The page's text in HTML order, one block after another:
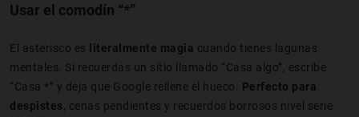
Usar el comodín “*”
El asterisco es literalmente magia cuando tienes lagunas
mentales. Si recuerdas un sitio llamado “Casa algo”, escribe
“Casa *” y deja que Google rellene el hueco. Perfecto para
despistes , cenas pendientes y recuerdos borrosos nivel serie